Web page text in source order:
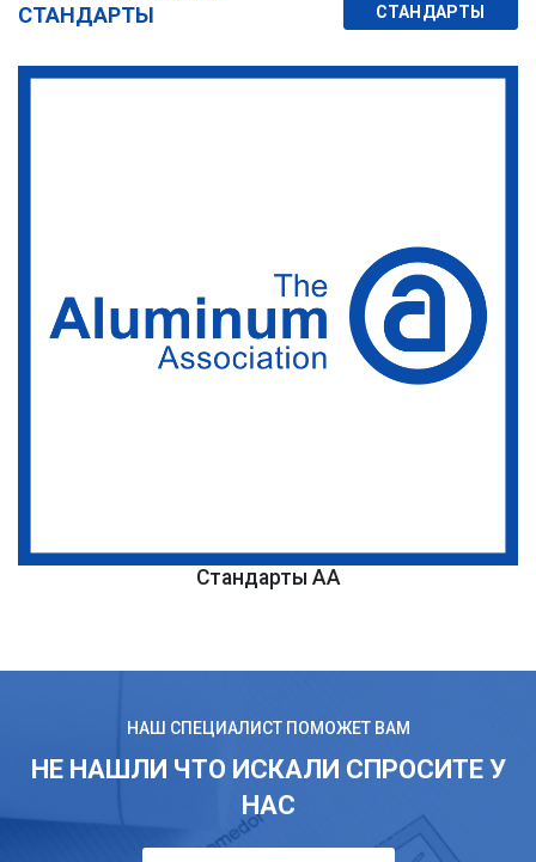
СТАНДАРТЫ
СТАНДАРТЫ
Стандарты AA
НАШ СПЕЦИАЛИСТ ПОМОЖЕТ ВАМ
НЕ НАШЛИ ЧТО ИСКАЛИ СПРОСИТЕ У
НАС